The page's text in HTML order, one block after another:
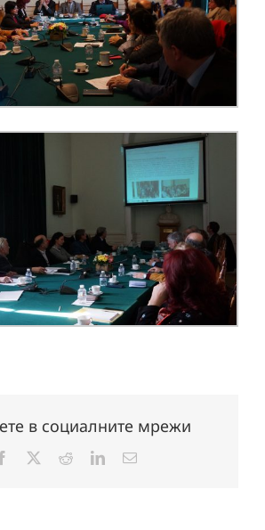
в социалните мрежи
Facebook RedditLinkedInЕлектронна